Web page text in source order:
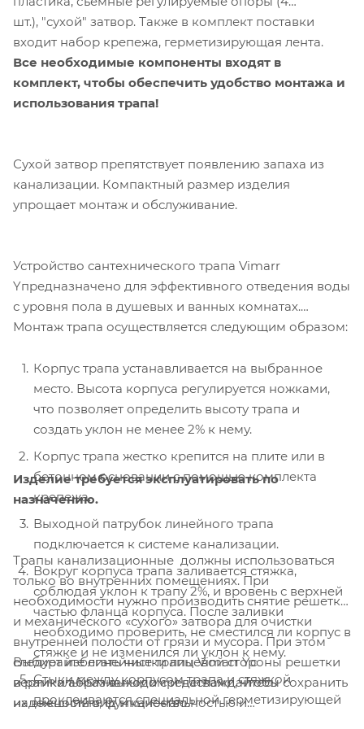
шт.), "сухой" затвор. Также в комплект поставки
входит набор крепежа, герметизирующая лента.
Все необходимые компоненты входят в
комплект, чтобы обеспечить удобство монтажа и
использования трапа!
Сухой затвор препятствует появлению запаха из
канализации. Компактный размер изделия
упрощает монтаж и обслуживание.
Устройство сантехнического трапа Vimarr
Yпредназначено для эффективного отведения воды
с уровня пола в душевых и ванных комнатах.
Монтаж трапа осуществляется следующим образом:
Корпус трапа устанавливается на выбранное
место. Высота корпуса регулируется ножками,
что позволяет определить высоту трапа и
создать уклон не менее 2% к нему.
Корпус трапа жестко крепится на плите или в
бетонном основании с помощью комплекта
крепежа.
Выходной патрубок линейного трапа
подключается к системе канализации.
Вокруг корпуса трапа заливается стяжка,
соблюдая уклон к трапу 2%, и вровень с верхней
частью фланца корпуса. После заливки
необходимо проверить, не сместился ли корпус в
стяжке и не изменился ли уклон к нему.
Стыки между корпусом трапа и стяжкой
проклеиваются специальной герметизирующей
Изделие требуется эксплуатировать по
назначению.
Трапы канализационные должны использоваться
только во внутренних помещениях. При
необходимости нужно производить снятие решетки
и механического «сухого» затвора для очистки
внутренней полости от грязи и мусора. При этом
следует избегать чистки лицевой стороны решетки
и рамки абразивными средствами, чтобы сохранить
их внешний вид и качество.
Выбирайте линейные трапы Vimarr Yс
вертикальным выходом и наслаждайтесь
надежностью, функциональностью и